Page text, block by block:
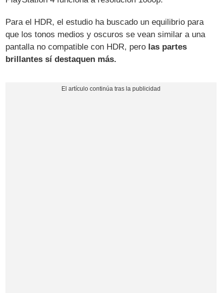
Para el HDR, el estudio ha buscado un equilibrio para
que los tonos medios y oscuros se vean similar a una
pantalla no compatible con HDR, pero las partes
brillantes sí destaquen más.